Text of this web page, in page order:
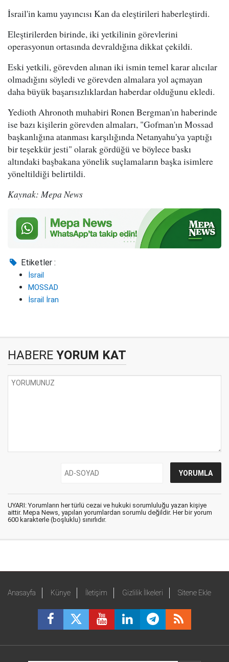
İsrail'in kamu yayıncısı Kan da eleştirileri haberleştirdi.
Eleştirilerden birinde, iki yetkilinin görevlerini
operasyonun ortasında devraldığına dikkat çekildi.
Eski yetkili, görevden alınan iki ismin temel karar alıcılar
olmadığını söyledi ve görevden almalara yol açmayan
daha büyük başarısızlıklardan haberdar olduğunu ekledi.
Yedioth Ahronoth muhabiri Ronen Bergman'ın haberinde
ise bazı kişilerin görevden almaları, "Gofman'ın Mossad
başkanlığına atanması karşılığında Netanyahu'ya yaptığı
bir teşekkür jesti" olarak gördüğü ve böylece baskı
altındaki başbakana yönelik suçlamaların başka isimlere
yöneltildiği belirtildi.
Kaynak: Mepa News
Etiketler :
İsrail
MOSSAD
İsrail İran
HABERE YORUM KAT
UYARI: Yorumların her türlü cezai ve hukuki sorumluluğu yazan kişiye
aittir. Mepa News, yapılan yorumlardan sorumlu değildir. Her bir yorum
600 karakterle (boşluklu) sınırlıdır.
Anasayfa Künye İletişim Gizlilik İlkeleri Sitene Ekle